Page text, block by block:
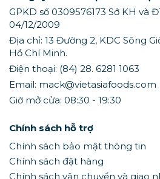
GPKD số 0309576173 Sở KH và
04/12/2009
Địa chỉ: 13 Đường 2, KDC Sông
Hồ Chí Minh.
Điện thoại: (84) 28. 6281 1063
Email: mack@vietasiafoods.com
Giờ mở cửa: 08:30 - 19:30
Chính sách hỗ trợ
Chính sách bảo mật thông tin
Chính sách đặt hàng
Chính sách vận chuyển và giao